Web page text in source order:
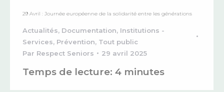
29 Avril : Journée européenne de la solidarité entre les générations
Actualités, Documentation, Institutions -
Services, Prévention, Tout public
Par Respect Seniors 29 avril 2025
Temps de lecture: 4 minutes